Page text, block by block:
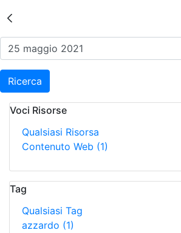
Risultati della
Ricerca
Voci Risorse
Qualsiasi Risorsa
Contenuto Web (1)
Tag
Qualsiasi Tag
azzardo (1)